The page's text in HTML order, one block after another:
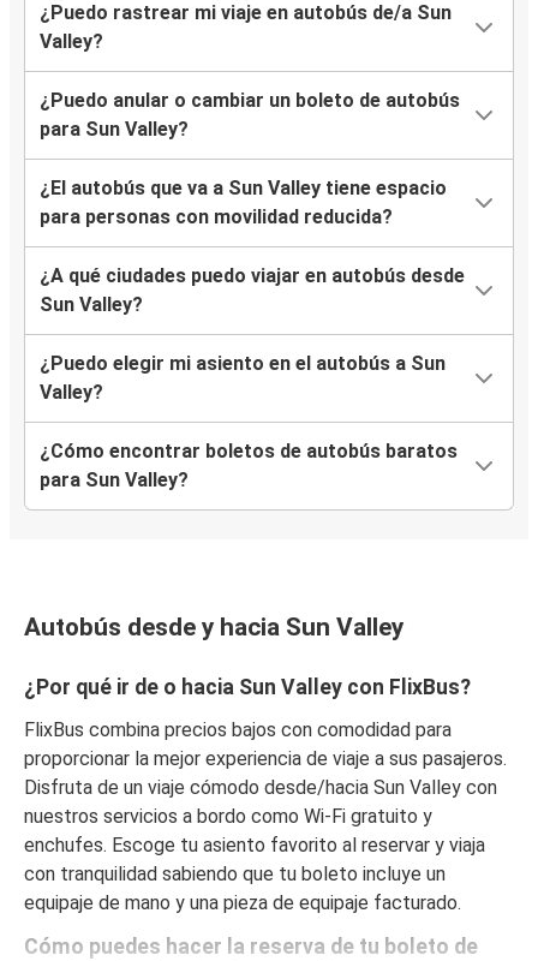
¿Puedo rastrear mi viaje en autobús de/a Sun
Valley?
¿Puedo anular o cambiar un boleto de autobús
para Sun Valley?
¿El autobús que va a Sun Valley tiene espacio
para personas con movilidad reducida?
¿A qué ciudades puedo viajar en autobús desde
Sun Valley?
¿Puedo elegir mi asiento en el autobús a Sun
Valley?
¿Cómo encontrar boletos de autobús baratos
para Sun Valley?
Autobús desde y hacia Sun Valley
¿Por qué ir de o hacia Sun Valley con FlixBus?
FlixBus combina precios bajos con comodidad para
proporcionar la mejor experiencia de viaje a sus pasajeros.
Disfruta de un viaje cómodo desde/hacia Sun Valley con
nuestros servicios a bordo como Wi-Fi gratuito y
enchufes. Escoge tu asiento favorito al reservar y viaja
con tranquilidad sabiendo que tu boleto incluye un
equipaje de mano y una pieza de equipaje facturado.
Cómo puedes hacer la reserva de tu boleto de